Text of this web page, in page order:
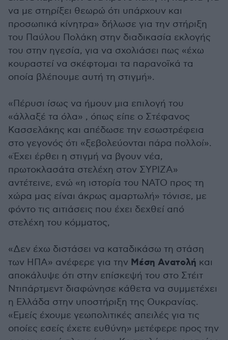
να με στηρίξει θεωρώ ότι υπάρχουν και
προσωπικά κίνητρα» δήλωσε για την στήριξη
του Παύλου Πολάκη στην διαδικασία εκλογής
του στην ηγεσία, για να σχολιάσει πως «έχω
κουραστεί να σκέφτομαι τα παρανοϊκά τα
οποία βλέπουμε αυτή τη στιγμή».
«Πέρυσι ίσως να ήμουν μια επιλογή του
«άλλαξέ τα όλα» , όπως είπε ο Στέφανος
Κασσελάκης και απέδωσε την εσωστρέφεια
στο γεγονός ότι «ξεβολεύονται πάρα πολλοί».
«Έχει έρθει η στιγμή να βγουν νέα,
πρωτοκλασάτα στελέχη στον ΣΥΡΙΖΑ»
αντέτεινε, ενώ «η ιστορία του ΝΑΤΟ προς τη
χώρα μας είναι άκρως αμαρτωλή» τόνισε, με
φόντο τις αιτιάσεις που έχει δεχθεί από
στελέχη του κόμματος,
«Δεν έχω διστάσει να καταδικάσω τη στάση
των ΗΠΑ» ανέφερε για την Μέση Ανατολή και
αποκάλυψε ότι στην επίσκεψή του στο Στέιτ
Ντιπάρτμεντ διαφώνησε κάθετα να συμμετέχει
η Ελλάδα στην υποστήριξη της Ουκρανίας.
«Εμείς έχουμε γεωπολιτικές απειλές για τις
οποίες εσείς έχετε ευθύνη» μετέφερε προς την